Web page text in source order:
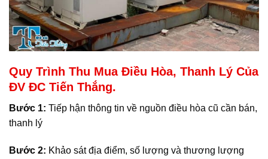
Quy Trình Thu Mua Điều Hòa, Thanh Lý Của
ĐV ĐC Tiến Thắng.
Bước 1: Tiếp hận thông tin về nguồn điều hòa cũ cần bán,
thanh lý
Bước 2: Khảo sát địa điểm, số lượng và thương lượng